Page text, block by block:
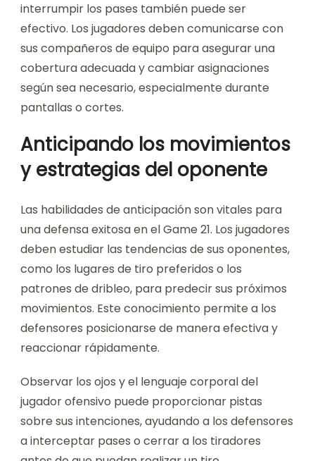
interrumpir los pases también puede ser
efectivo. Los jugadores deben comunicarse con
sus compañeros de equipo para asegurar una
cobertura adecuada y cambiar asignaciones
según sea necesario, especialmente durante
pantallas o cortes.
Anticipando los movimientos
y estrategias del oponente
Las habilidades de anticipación son vitales para
una defensa exitosa en el Game 21. Los jugadores
deben estudiar las tendencias de sus oponentes,
como los lugares de tiro preferidos o los
patrones de dribleo, para predecir sus próximos
movimientos. Este conocimiento permite a los
defensores posicionarse de manera efectiva y
reaccionar rápidamente.
Observar los ojos y el lenguaje corporal del
jugador ofensivo puede proporcionar pistas
sobre sus intenciones, ayudando a los defensores
a interceptar pases o cerrar a los tiradores